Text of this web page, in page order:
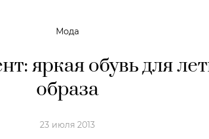
Мода
яркая обувь для
образа
23 июля 2013